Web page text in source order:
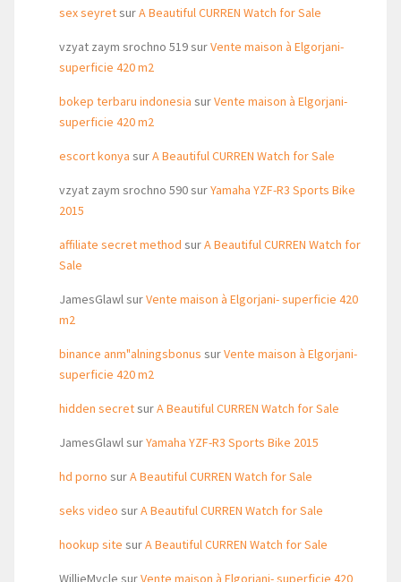
sex seyretsurA Beautiful CURREN Watch for Sale
vzyat zaym srochno 519surVente maison à Elgorjani-
superficie 420 m2
bokep terbaru indonesia surVente maison à Elgorjani-
superficie 420 m2
escort konya surA Beautiful CURREN Watch for Sale
vzyat zaym srochno 590surYamaha YZF-R3 Sports Bike
2015
affiliate secret method surA Beautiful CURREN Watch for
Sale
JamesGlawlsurVente maison à Elgorjani- superficie 420
m2
binance anm"alningsbonus surVente maison à Elgorjani-
superficie 420 m2
hidden secretsurA Beautiful CURREN Watch for Sale
JamesGlawlsurYamaha YZF-R3 Sports Bike 2015
hd porno surA Beautiful CURREN Watch for Sale
seks video surA Beautiful CURREN Watch for Sale
hookup site surA Beautiful CURREN Watch for Sale
WillieMycle surVente maison à Elgorjani- superficie 420